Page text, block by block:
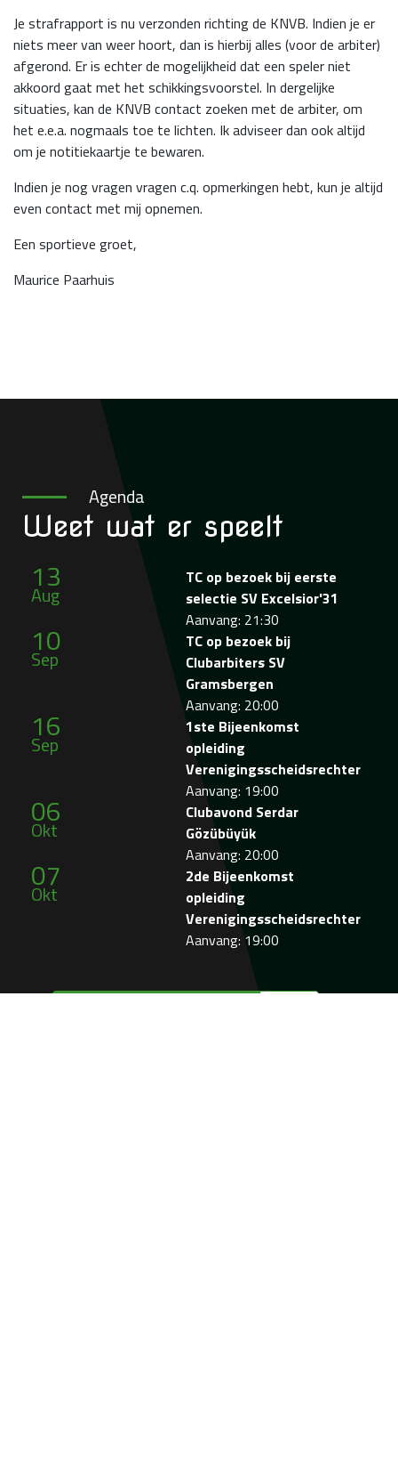
Je strafrapport is nu verzonden richting de KNVB. Indien je er
niets meer van weer hoort, dan is hierbij alles (voor de arbiter)
afgerond. Er is echter de mogelijkheid dat een speler niet
akkoord gaat met het schikkingsvoorstel. In dergelijke
situaties, kan de KNVB contact zoeken met de arbiter, om
het e.e.a. nogmaals toe te lichten. Ik adviseer dan ook altijd
om je notitiekaartje te bewaren.
Indien je nog vragen vragen c.q. opmerkingen hebt, kun je altijd
even contact met mij opnemen.
Een sportieve groet,
Maurice Paarhuis
Agenda
Weet wat er speelt
13
Aug
TC op bezoek bij eerste
selectie SV Excelsior'31
Aanvang: 21:30
10
Sep
TC op bezoek bij
Clubarbiters SV
Gramsbergen
Aanvang: 20:00
16
Sep
1ste Bijeenkomst
opleiding
Verenigingsscheidsrechter
Aanvang: 19:00
06
Okt
Clubavond Serdar
Gözübüyük
Aanvang: 20:00
07
Okt
2de Bijeenkomst
opleiding
Verenigingsscheidsrechter
Aanvang: 19:00